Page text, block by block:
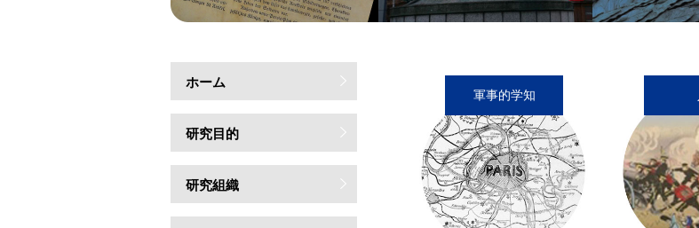
ホーム
研究目的
研究組織
軍事的学知